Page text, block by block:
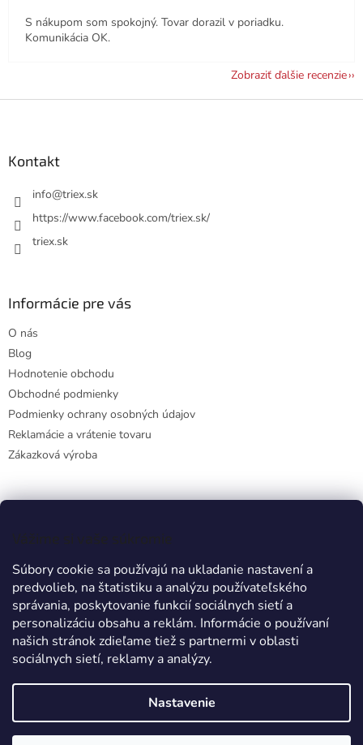
Vážime si vaše súkromie
Súbory cookie sa používajú na ukladanie nastavení a
predvolieb, na štatistiku a analýzu používateľského
správania, poskytovanie funkcií sociálnych sietí a
personalizáciu obsahu a reklám. Informácie o používaní
našich stránok zdieľame tiež s partnermi v oblasti
sociálnych sietí, reklamy a analýzy.
Nastavenie
S nákupom som spokojný. Tovar dorazil v poriadku.
Komunikácia OK.
Zobraziť ďalšie recenzie
Kontakt
info@triex.sk
https://www.facebook.com/triex.sk/
triex.sk
Informácie pre vás
O nás
Blog
Hodnotenie obchodu
Obchodné podmienky
Podmienky ochrany osobných údajov
Reklamácie a vrátenie tovaru
Zákazková výroba
Prijímame online platby
Vytvoril Shoptet